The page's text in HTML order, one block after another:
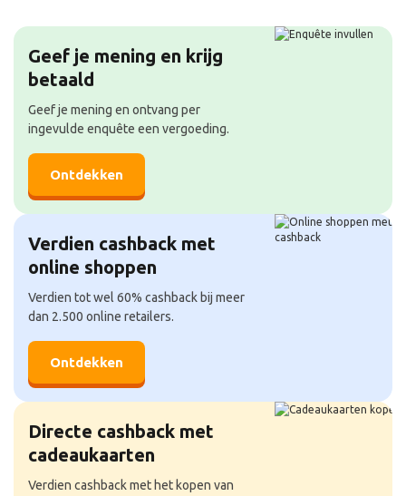
Verdien cashback met
online shoppen
Verdien tot wel 60% cashback bij meer
dan 2.500 online retailers.
Ontdekken
Geef je mening en krijg
betaald
Geef je mening en ontvang per
ingevulde enquête een vergoeding.
Ontdekken
Directe cashback met
cadeaukaarten
Verdien cashback met het kopen van